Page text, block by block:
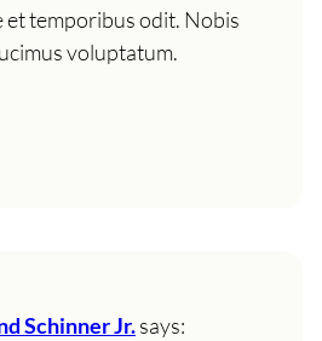
et temporibus odit. Nobis
voluptatum.
Schinner Jr.says: